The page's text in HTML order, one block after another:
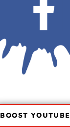
BOOST YOUTUBE